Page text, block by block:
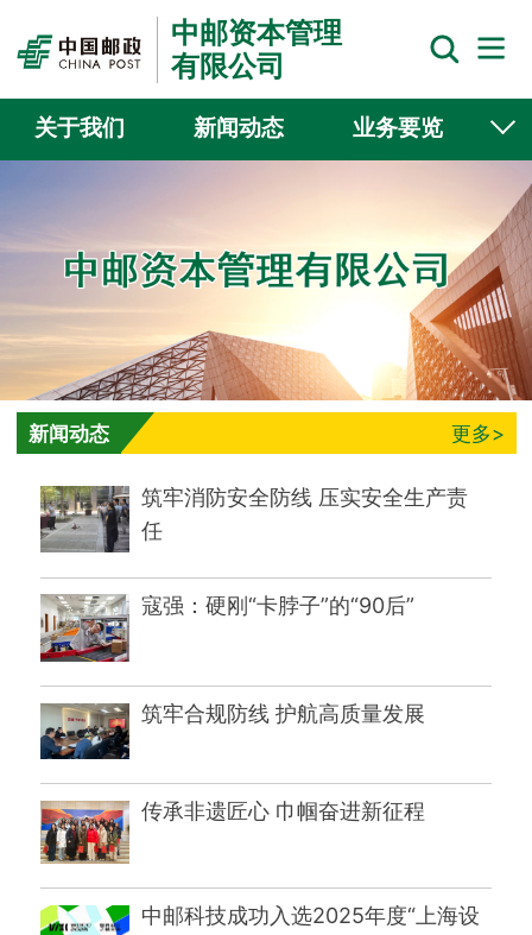
中邮资本管理
有限公司
关于我们 新闻动态
业务要览
新闻动态 更多>
筑牢消防安全防线 压实安全生产责
任
寇强：硬刚“卡脖子”的“90后”
筑牢合规防线 护航高质量发展
传承非遗匠心 巾帼奋进新征程
中邮科技成功入选2025年度“上海设